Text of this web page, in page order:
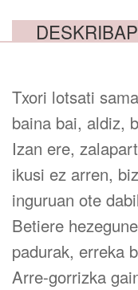
Txori lotsati
baina bai, aldiz,
Izan ere,
ikusi ez arren,
inguruan ote
Betiere
padurak, erreka
Arre-gorrizka